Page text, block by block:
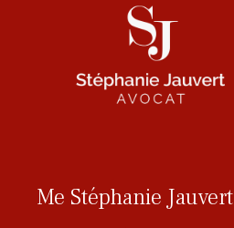
Me Stéphanie Jauvert